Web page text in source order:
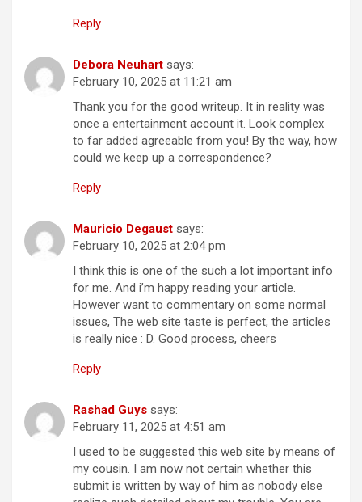
Reply
Debora Neuhart says:
February 10, 2025 at 11:21 am
Thank you for the good writeup. It in reality was
once a entertainment account it. Look complex
to far added agreeable from you! By the way, how
could we keep up a correspondence?
Reply
Mauricio Degaust says:
February 10, 2025 at 2:04 pm
I think this is one of the such a lot important info
for me. And i’m happy reading your article.
However want to commentary on some normal
issues, The web site taste is perfect, the articles
is really nice : D. Good process, cheers
Reply
Rashad Guys says:
February 11, 2025 at 4:51 am
I used to be suggested this web site by means of
my cousin. I am now not certain whether this
submit is written by way of him as nobody else